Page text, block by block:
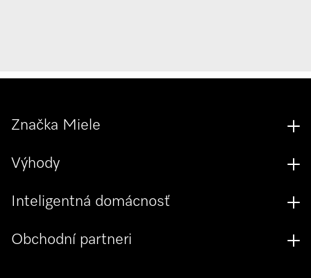
Značka Miele
Výhody
Inteligentná domácnosť
Obchodní partneri